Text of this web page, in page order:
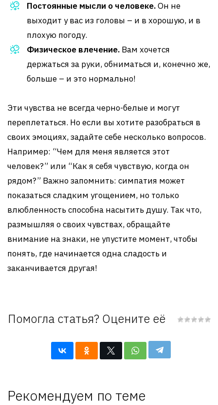
Постоянные мысли о человеке.Он не
выходит у вас из головы – и в хорошую, и в
плохую погоду.
Физическое влечение. Вам хочется
держаться за руки, обниматься и, конечно же,
больше – и это нормально!
Эти чувства не всегда черно-белые и могут
переплетаться. Но если вы хотите разобраться в
своих эмоциях, задайте себе несколько вопросов.
Например: “Чем для меня является этот
человек?” или “Как я себя чувствую, когда он
рядом?” Важно запомнить: симпатия может
показаться сладким угощением, но только
влюбленность способна насытить душу. Так что,
размышляя о своих чувствах, обращайте
внимание на знаки, не упустите момент, чтобы
понять, где начинается одна сладость и
заканчивается другая!
Помогла статья? Оцените её
Рекомендуем по теме